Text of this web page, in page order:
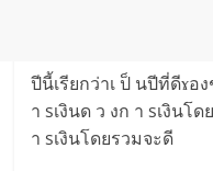
ปีนี้เรียกว่าเ ป็ นปีที่ดีɤอ
า sเงินด ว งก า sเงินโ
า sเงินโดยรวมจะดี